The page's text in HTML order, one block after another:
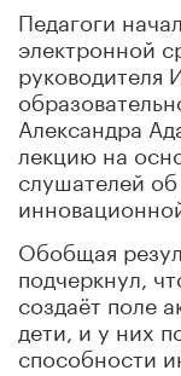
Педагоги
электронной
руководителя
Александра
лекцию на
слушателей
Обобщая
подчеркнул,
создаёт поле
дети, и у них
способности